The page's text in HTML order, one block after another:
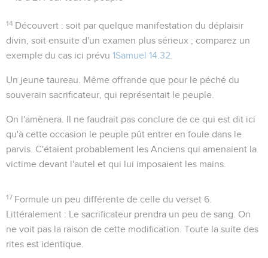
14 Découvert : soit par quelque manifestation du déplaisir
divin, soit ensuite d'un examen plus sérieux ; comparez un
exemple du cas ici prévu 1Samuel 14.32
Un jeune taureau . Même offrande que pour le péché du
souverain sacrificateur, qui représentait le peuple.
On l'amènera . Il ne faudrait pas conclure de ce qui est dit ici
qu'à cette occasion le peuple pût entrer en foule dans le
parvis. C'étaient probablement les Anciens qui amenaient la
victime devant l'autel et qui lui imposaient les mains.
17 Formule un peu différente de celle du verset 6.
Littéralement : Le sacrificateur prendra un peu de sang.
On
ne voit pas la raison de cette modification. Toute la suite des
rites est identique.